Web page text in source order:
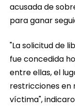
acusada de
para ganar
"La solicitud de
fue concedida
entre ellas, el
restricciones en
víctima",